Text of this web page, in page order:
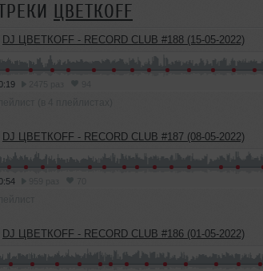
ЦВЕТКОFF
DJ ЦВЕТКОFF - RECORD CLUB #188 (15-05-2022)
DJ ЦВЕТКОFF - RECORD CLUB #187 (08-05-2022)
DJ ЦВЕТКОFF - RECORD CLUB #186 (01-05-2022)